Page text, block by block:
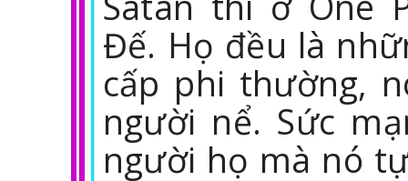
Đế. Họ đều là
cấp phi thường,
người nể. Sức
người họ mà nó